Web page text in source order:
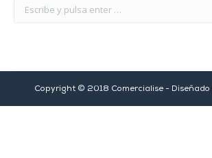
Copyright © 2018 Comercialise - Diseñado